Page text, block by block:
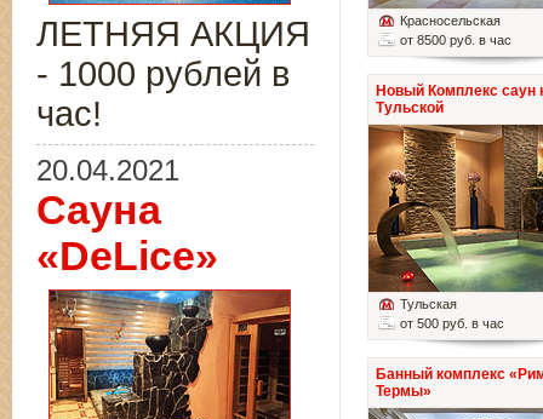
Красносельская
от 8500 руб. в час
Новый Комплекс саун
Тульской
Тульская
от 500 руб. в час
Банный комплекс
Термы»
ЛЕТНЯЯ АКЦИЯ
- 1000 рублей в
час!
20.04.2021
Сауна
«DeLice»